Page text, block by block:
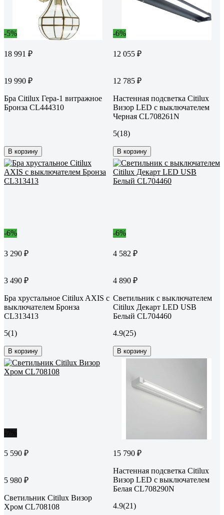
-5%
18 991 ₽
19 990 ₽
Бра Citilux Гера-1 витражное
Бронза CL444310
В корзину
-6%
12 055 ₽
12 785 ₽
Настенная подсветка Citilux
Визор LED с выключателем
Черная CL708261N
5(18)
В корзину
-6%
3 290 ₽
3 490 ₽
Бра хрустальное Citilux AXIS с
выключателем Бронза
CL313413
5(1)
В корзину
-6%
4 582 ₽
4 890 ₽
Светильник с выключателем
Citilux Декарт LED USB
Белый CL704460
4.9(25)
В корзину
5 590 ₽
5 980 ₽
Светильник Citilux Визор
Хром CL708108
15 790 ₽
Настенная подсветка Citilux
Визор LED с выключателем
Белая CL708290N
4.9(21)